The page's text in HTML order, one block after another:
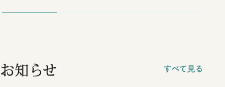
お知らせ すべて見る